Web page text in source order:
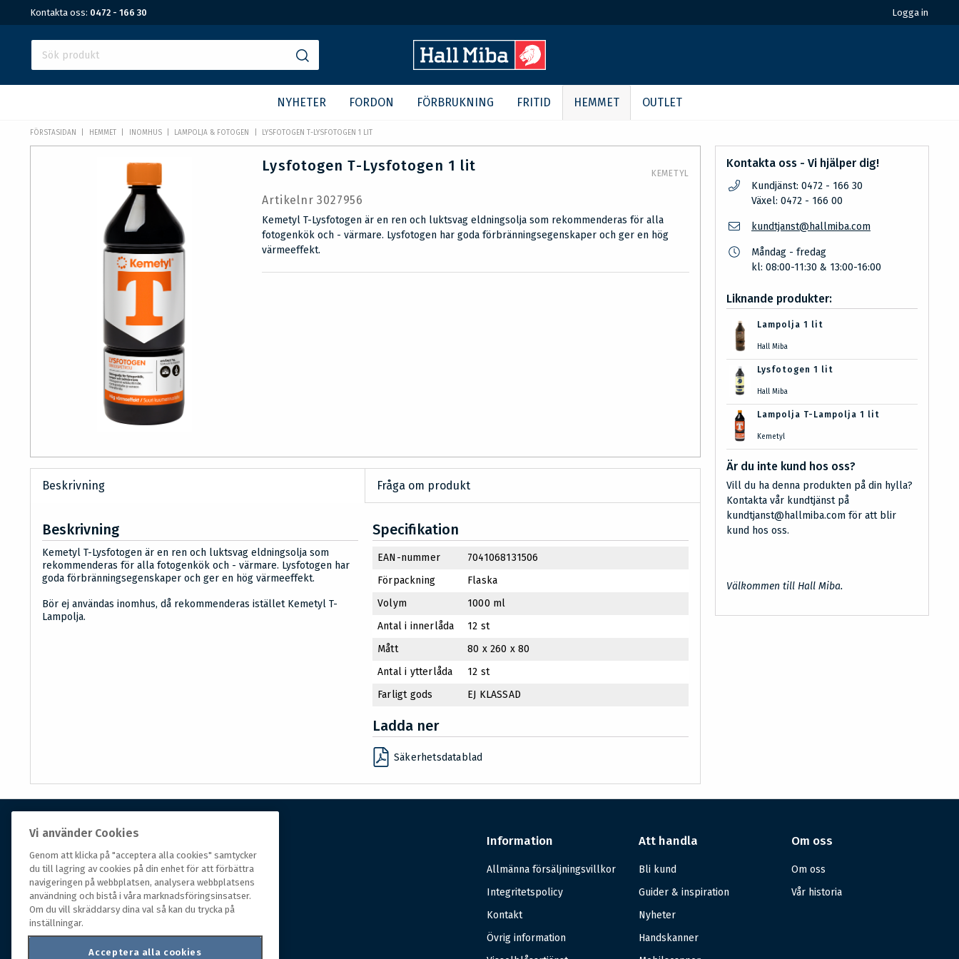
Kontakta oss: 0472 - 166 30 Logga in
NYHETER FORDON FÖRBRUKNING FRITID HEMMET OUTLET
FÖRSTASIDAN HEMMET INOMHUS LAMPOLJA & FOTOGEN LYSFOTOGEN T-LYSFOTOGEN 1 LIT
Lysfotogen T-Lysfotogen 1 lit KEMETYL
Artikelnr 3027956
Kemetyl T-Lysfotogen är en ren och luktsvag eldningsolja som rekommenderas för alla
fotogenkök och - värmare. Lysfotogen har goda förbränningsegenskaper och ger en hög
värmeeffekt.
Beskrivning Fråga om produkt
Beskrivning
Kemetyl T-Lysfotogen är en ren och luktsvag eldningsolja som
rekommenderas för alla fotogenkök och - värmare. Lysfotogen har
goda förbränningsegenskaper och ger en hög värmeeffekt.
Bör ej användas inomhus, då rekommenderas istället Kemetyl T-
Lampolja.
Specifikation
EAN-nummer
7041068131506
Förpackning
Flaska
Volym
1000 ml
Antal i innerlåda
12 st
Mått
80 x 260 x 80
Antal i ytterlåda
12 st
Farligt gods
EJ KLASSAD
Ladda ner
Säkerhetsdatablad
Kontakta oss - Vi hjälper dig!
Kundjänst: 0472 - 166 30
Växel: 0472 - 166 00
kundtjanst@hallmiba.com
Måndag - fredag
kl: 08:00-11:30 & 13:00-16:00
Liknande produkter:
Lampolja 1 lit
Hall Miba
Lysfotogen 1 lit
Hall Miba
Lampolja T-Lampolja 1 lit
Kemetyl
Är du inte kund hos oss?
Vill du ha denna produkten på din hylla?
Kontakta vår kundtjänst på
kundtjanst@hallmiba.com för att blir
kund hos oss.
Välkommen till Hall Miba.
Om Hall Miba
Hall Miba är grossisten som funnits på marknaden i
över 150 år. Från huvudkontoret i småländska Växjö
styrs hela organisationen, som erbjuder prisvärda
produkter till kunder i rörelse.
Information
Allmänna försäljningsvillkor
Integritetspolicy
Kontakt
Övrig information
Att handla
Bli kund
Guider & inspiration
Nyheter
Handskanner
Om oss
Om oss
Vår historia
Vi använder Cookies
Genom att klicka på "acceptera alla cookies" samtycker
du till lagring av cookies på din enhet för att förbättra
navigeringen på webbplatsen, analysera webbplatsens
användning och bistå i våra marknadsföringsinsatser.
Om du vill skräddarsy dina val så kan du trycka på
inställningar.
Acceptera alla cookies